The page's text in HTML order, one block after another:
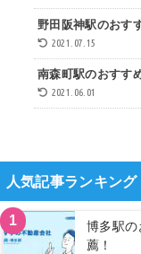
野田阪神駅のおす
2021.07.15
南森町駅のおすす
2021.06.01
人気記事ランキング
1
博多駅
薦！